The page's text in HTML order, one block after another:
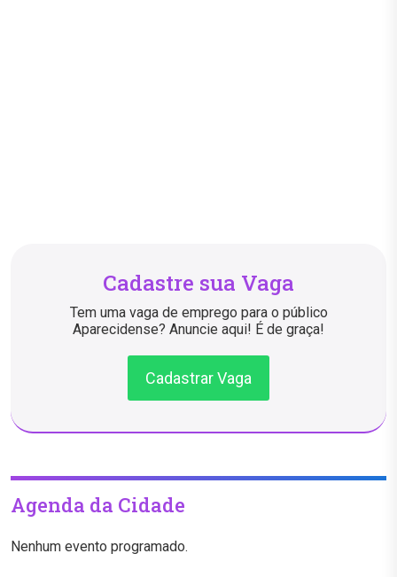
Cadastre sua Vaga
Tem uma vaga de emprego para o público
Aparecidense? Anuncie aqui! É de graça!
Cadastrar Vaga
Agenda da Cidade
Nenhum evento programado.